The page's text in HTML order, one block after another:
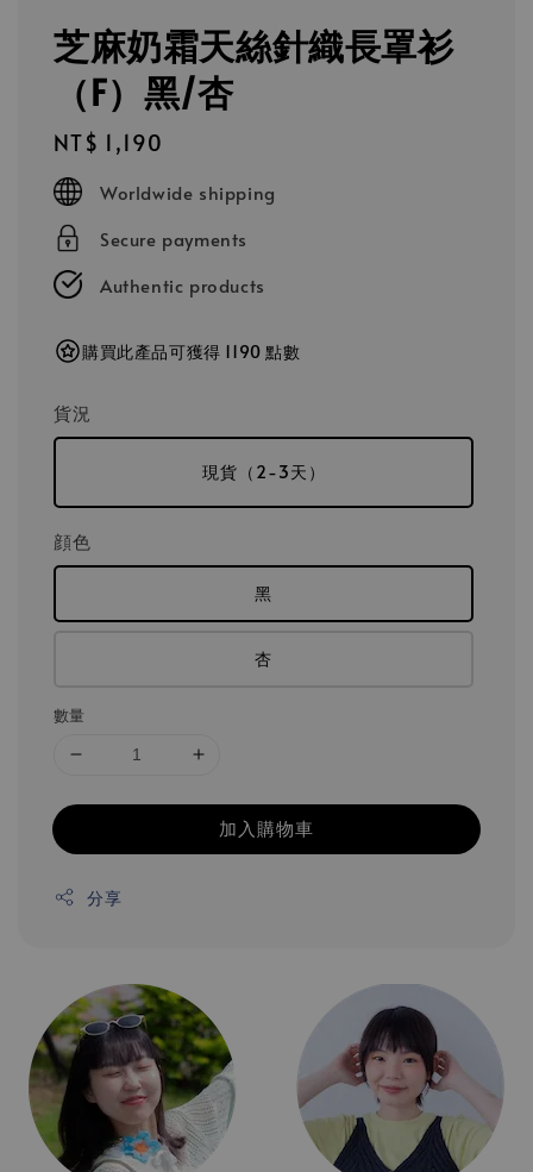
芝麻奶霜天絲針織長罩衫
（F）黑/杏
Regular
price
NT$ 1,190
Worldwide shipping
Secure payments
Authentic products
購買此產品可獲得 1190 點數
貨況
現貨（2-3天）
顔色
黑
杏
數量
加入購物車
分享